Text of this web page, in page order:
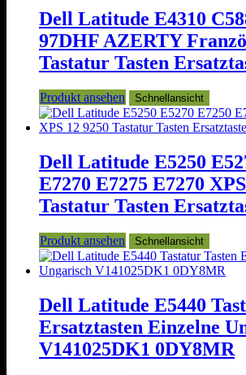
Dell Latitude E4310
97DHF AZERTY
Tastatur Tasten
Produkt ansehen Schnellansicht
Dell Latitude E5250
E7270 E7275 E7270
Tastatur Tasten
Produkt ansehen Schnellansicht
Dell Latitude E5440
Ersatztasten Einzelne
V141025DK1 0DY8MR